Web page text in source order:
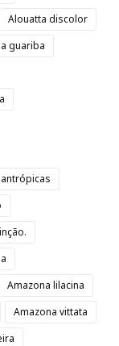
Alouatta discolor
guariba
Amazona lilacina
Amazona vittata